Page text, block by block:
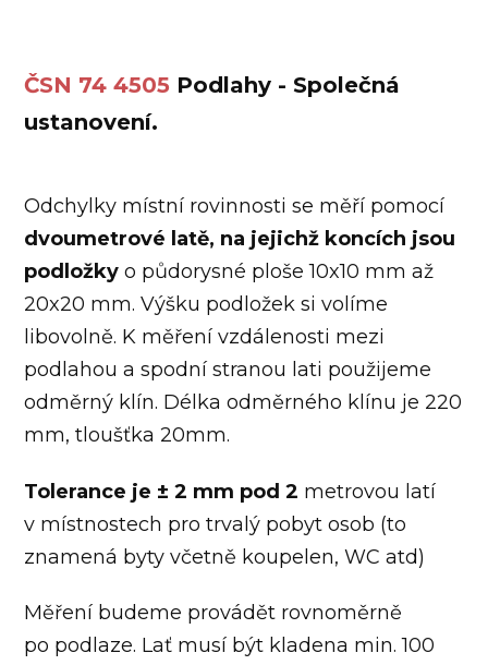
ČSN 74 4505 Podlahy - Společná
ustanovení.
Odchylky místní rovinnosti se měří pomocí
dvoumetrové latě, na jejichž koncích jsou
podložky o půdorysné ploše 10x10 mm až
20x20 mm. Výšku podložek si volíme
libovolně. K měření vzdálenosti mezi
podlahou a spodní stranou lati použijeme
odměrný klín. Délka odměrného klínu je 220
mm, tloušťka 20mm.
Tolerance je ± 2 mm pod 2 metrovou latí
v místnostech pro trvalý pobyt osob (to
znamená byty včetně koupelen, WC atd)
Měření budeme provádět rovnoměrně
po podlaze. Lať musí být kladena min. 100